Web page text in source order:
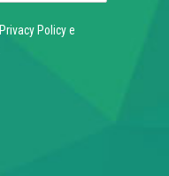
Privacy Policye